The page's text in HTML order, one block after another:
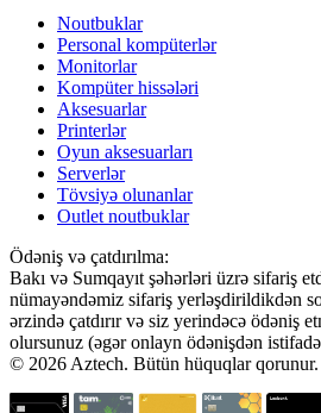
Noutbuklar
Personal kompüterlər
Monitorlar
Kompüter hissələri
Aksesuarlar
Printerlər
Oyun aksesuarları
Serverlər
Tövsiyə olunanlar
Outlet noutbuklar
Ödəniş və çatdırılma:
Bakı və Sumqayıt şəhərləri üzrə sifariş
nümayəndəmiz sifariş yerləşdirildikdən
ərzində çatdırır və siz yerindəcə ödəniş
olursunuz (əgər onlayn ödənişdən
© 2026 Aztech. Bütün hüquqlar qorunur.